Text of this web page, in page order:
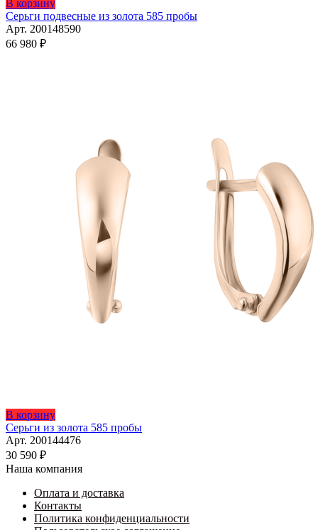
В корзину
Серьги подвесные из золота 585 пробы
Арт. 200148590
66 980 ₽
В корзину
Серьги из золота 585 пробы
Арт. 200144476
30 590 ₽
Наша компания
Оплата и доставка
Контакты
Политика конфиденциальности